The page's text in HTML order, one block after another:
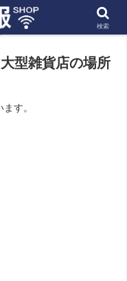
型雑貨店の場所
す。
検索